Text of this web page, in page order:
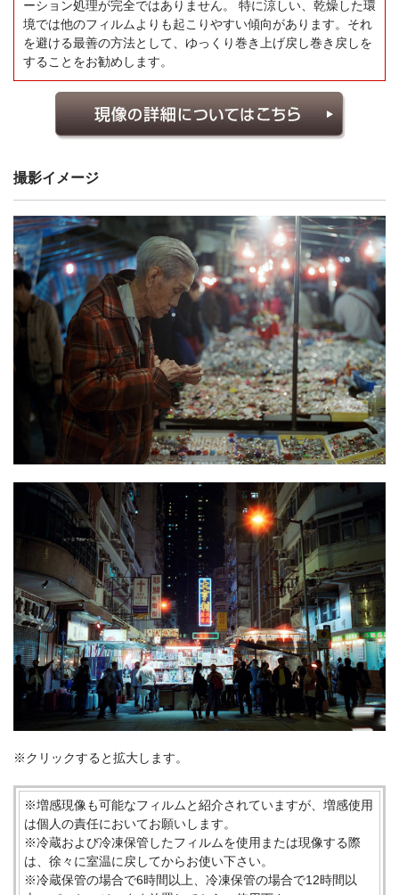
ーション処理が完全ではありません。 特に涼しい、乾燥した環
境では他のフィルムよりも起こりやすい傾向があります。それ
を避ける最善の方法として、ゆっくり巻き上げ戻し巻き戻しを
することをお勧めします。
撮影イメージ
※クリックすると拡大します。
※増感現像も可能なフィルムと紹介されていますが、増感使用
は個人の責任においてお願いします。
※冷蔵および冷凍保管したフィルムを使用または現像する際
は、徐々に室温に戻してからお使い下さい。
※冷蔵保管の場合で6時間以上、冷凍保管の場合で12時間以